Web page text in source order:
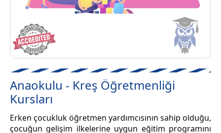
Anaokulu - Kreş Öğretmenliği
Kursları
Erken çocukluk öğretmen yardımcısının sahip olduğu,
çocuğun gelişim ilkelerine uygun eğitim programını